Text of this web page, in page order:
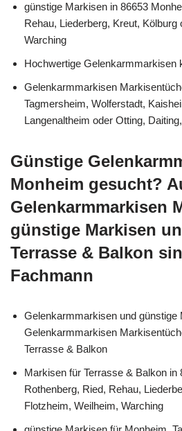
günstige Markisen in 86653
Rehau, Liederberg, Kreut,
Warching
Hochwertige Gelenkarmmarkisen
Gelenkarmmarkisen
Tagmersheim, Wolferstadt,
Langenaltheim oder Otting,
Günstige
Monheim gesucht?
Gelenkarmmarkisen
günstige Markisen
Terrasse & Balkon
Fachmann
Gelenkarmmarkisen und günstige
Gelenkarmmarkisen
Terrasse & Balkon
Markisen für Terrasse & Balkon in
Rothenberg, Ried, Rehau,
Flotzheim, Weilheim, Warching